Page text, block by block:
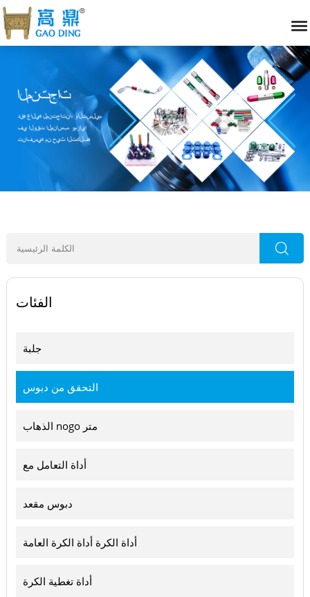
الفئات
جلبة
التحقق من دبوس
الذهاب nogo متر
أداة التعامل مع
دبوس مقعد
أداة الكرة أداة الكرة العامة
أداة تغطية الكرة